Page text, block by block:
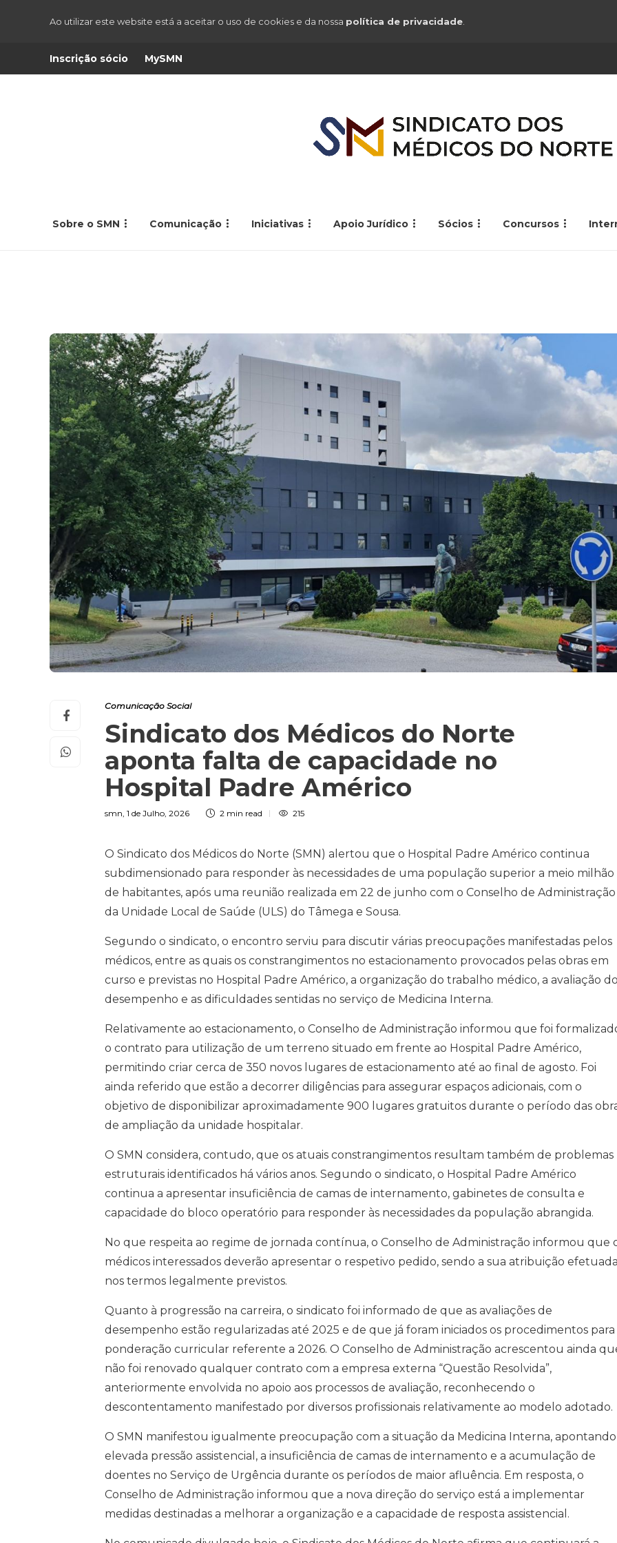
Ao utilizar este website está a aceitar o uso de cookies e da nossa política de privacidade
Inscrição sócio MySMN
Sobre o SMN Comunicação Iniciativas Apoio Jurídico Sócios Concursos
Comunicação Social
Sindicato dos Médicos do Norte
aponta falta de capacidade no
Hospital Padre Américo
smn, 1 de Julho, 2026 2 min read 215
O Sindicato dos Médicos do Norte (SMN) alertou que o Hospital Padre Américo continua
subdimensionado para responder às necessidades de uma população superior a meio milhão
de habitantes, após uma reunião realizada em 22 de junho com o Conselho de Administração
da Unidade Local de Saúde (ULS) do Tâmega e Sousa.
Segundo o sindicato, o encontro serviu para discutir várias preocupações manifestadas pelos
médicos, entre as quais os constrangimentos no estacionamento provocados pelas obras em
curso e previstas no Hospital Padre Américo, a organização do trabalho médico, a avaliação do
desempenho e as dificuldades sentidas no serviço de Medicina Interna.
Relativamente ao estacionamento, o Conselho de Administração informou que foi
o contrato para utilização de um terreno situado em frente ao Hospital Padre Américo,
permitindo criar cerca de 350 novos lugares de estacionamento até ao final de agosto. Foi
ainda referido que estão a decorrer diligências para assegurar espaços adicionais, com o
objetivo de disponibilizar aproximadamente 900 lugares gratuitos durante o período das
de ampliação da unidade hospitalar.
O SMN considera, contudo, que os atuais constrangimentos resultam também de problemas
estruturais identificados há vários anos. Segundo o sindicato, o Hospital Padre Américo
continua a apresentar insuficiência de camas de internamento, gabinetes de consulta e
capacidade do bloco operatório para responder às necessidades da população abrangida.
No que respeita ao regime de jornada contínua, o Conselho de Administração informou que
médicos interessados deverão apresentar o respetivo pedido, sendo a sua atribuição efetuada
nos termos legalmente previstos.
Quanto à progressão na carreira, o sindicato foi informado de que as avaliações de
desempenho estão regularizadas até 2025 e de que já foram iniciados os procedimentos para
ponderação curricular referente a 2026. O Conselho de Administração acrescentou ainda
não foi renovado qualquer contrato com a empresa externa “Questão Resolvida”,
anteriormente envolvida no apoio aos processos de avaliação, reconhecendo o
descontentamento manifestado por diversos profissionais relativamente ao modelo adotado.
O SMN manifestou igualmente preocupação com a situação da Medicina Interna, apontando
elevada pressão assistencial, a insuficiência de camas de internamento e a acumulação de
doentes no Serviço de Urgência durante os períodos de maior afluência. Em resposta, o
Conselho de Administração informou que a nova direção do serviço está a implementar
medidas destinadas a melhorar a organização e a capacidade de resposta assistencial.